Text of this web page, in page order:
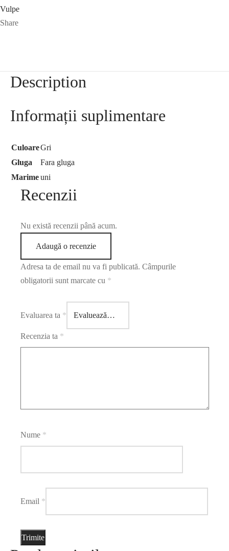
Vulpe
Share
Description
Informații suplimentare
CuloareGri
Gluga
Fara gluga
Marimeuni
Recenzii
Nu există recenzii până acum.
Adaugă o recenzie
Adresa ta de email nu va fi publicată. Câmpurile
obligatorii sunt marcate cu *
Evaluarea ta *
Recenzia ta *
Nume *
Email *